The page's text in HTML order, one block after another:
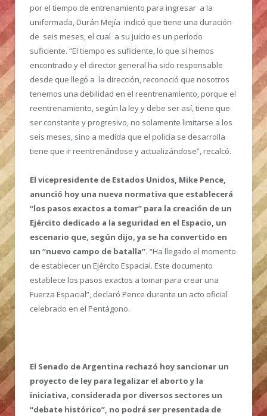
por el tiempo de entrenamiento para ingresar a la
uniformada, Durán Mejía indicó que tiene una duración
de seis meses, el cual a su juicio es un período
suficiente. “El tiempo es suficiente, lo que si hemos
encontrado y el director general ha sido responsable
desde que llegó a la dirección, reconoció que nosotros
tenemos una debilidad en el reentrenamiento, porque el
reentrenamiento, según la ley y debe ser así, tiene que
ser constante y progresivo, no solamente limitarse a los
seis meses, sino a medida que el policía se desarrolla
tiene que ir reentrenándose y actualizándose”, recalcó.
El vicepresidente de Estados Unidos, Mike Pence,
anunció hoy una nueva normativa que establecerá
“los pasos exactos a tomar” para la creación de un
Ejército dedicado a la seguridad en el Espacio, un
escenario que, según dijo, ya se ha convertido en
un “nuevo campo de batalla”. “Ha llegado el momento
de establecer un Ejército Espacial. Este documento
establece los pasos exactos a tomar para crear una
Fuerza Espacial”, declaró Pence durante un acto oficial
celebrado en el Pentágono.
El Senado de Argentina rechazó hoy sancionar un
proyecto de ley para legalizar el aborto y la
iniciativa, considerada por diversos sectores un
“debate histórico”, no podrá ser presentada de